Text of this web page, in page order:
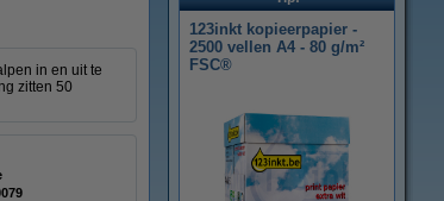
in en uit te
zitten 50
123inkt kopieerpapier -
2500 vellen A4 - 80 g/m²
FSC®